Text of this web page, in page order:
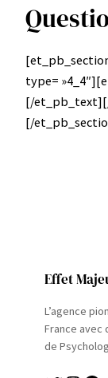
type=
[/
[/
Effet
L’agence
France avec
de